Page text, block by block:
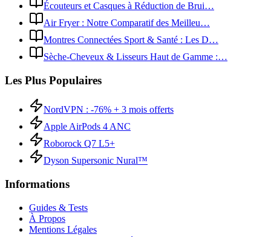
Écouteurs et Casques à Réduction de Brui…
Air Fryer : Notre Comparatif des Meilleu…
Montres Connectées Sport & Santé : Les D…
Sèche-Cheveux & Lisseurs Haut de Gamme :…
Les Plus Populaires
NordVPN : -76% + 3 mois offerts
Apple AirPods 4 ANC
Roborock Q7 L5+
Dyson Supersonic Nural™
Informations
Guides & Tests
À Propos
Mentions Légales